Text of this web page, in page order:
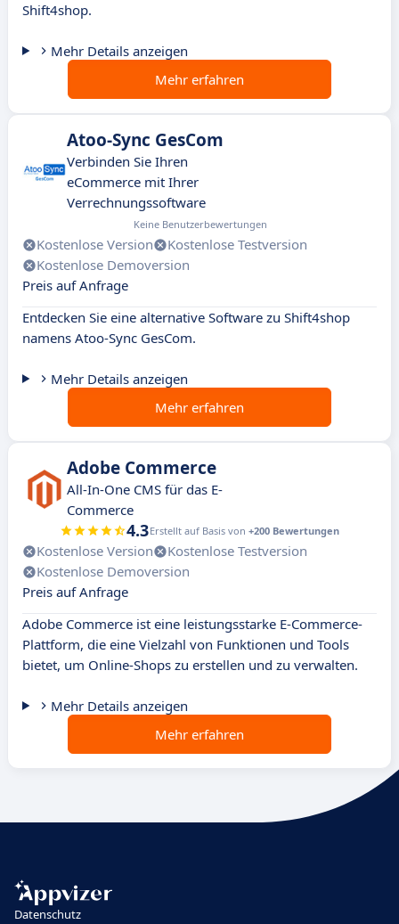
Shift4shop.
Mehr Details anzeigen
Mehr erfahren
Atoo-Sync GesCom
Verbinden Sie Ihren
eCommerce mit Ihrer
Verrechnungssoftware
Keine Benutzerbewertungen
Kostenlose Version
Kostenlose Testversion
Kostenlose Demoversion
Preis auf Anfrage
Entdecken Sie eine alternative Software zu Shift4shop
namens Atoo-Sync GesCom.
Mehr Details anzeigen
Mehr erfahren
Adobe Commerce
All-In-One CMS für das E-
Commerce
4.3Erstellt auf Basis von +200 Bewertungen
Kostenlose Version
Kostenlose Testversion
Kostenlose Demoversion
Preis auf Anfrage
Adobe Commerce ist eine leistungsstarke E-Commerce-
Plattform, die eine Vielzahl von Funktionen und Tools
bietet, um Online-Shops zu erstellen und zu verwalten.
Mehr Details anzeigen
Mehr erfahren
Datenschutz